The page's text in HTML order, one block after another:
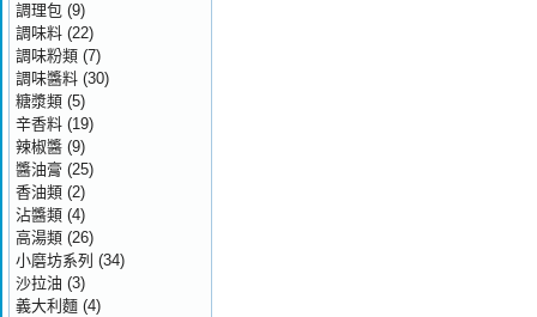
調理包 (9)
調味料 (22)
調味粉類 (7)
調味醬料 (30)
糖漿類 (5)
辛香料 (19)
辣椒醬 (9)
醬油膏 (25)
香油類 (2)
沾醬類 (4)
高湯類 (26)
小磨坊系列 (34)
沙拉油 (3)
義大利麵 (4)